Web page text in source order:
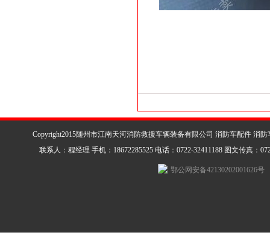
Copyright2015随州市江南天河消防救援车辆装备有限公司 消防车配件 消
联系人：程经理 手机：18672285525 电话：0722-32411188 图文传真：
鄂公网安备42130202001626号